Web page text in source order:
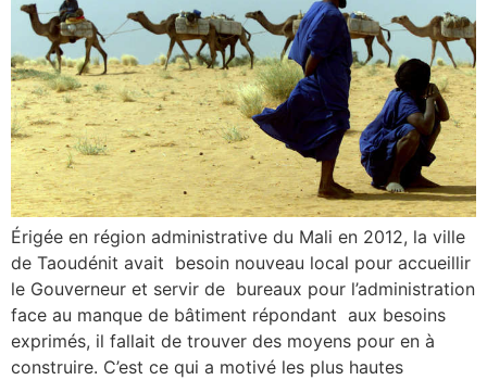
Érigée en région administrative du Mali en 2012, la ville
de Taoudénit avait besoin nouveau local pour accueillir
le Gouverneur et servir de bureaux pour l’administration
face au manque de bâtiment répondant aux besoins
exprimés, il fallait de trouver des moyens pour en à
construire. C’est ce qui a motivé les plus hautes